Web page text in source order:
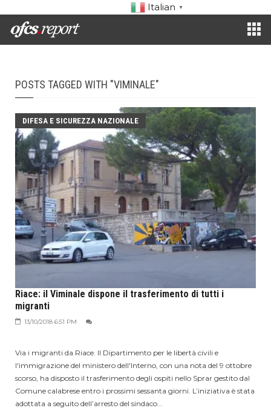
Italian ▼
POSTS TAGGED WITH "VIMINALE"
DIFESA E SICUREZZA NAZIONALE
Riace: il Viminale dispone il trasferimento di tutti i
migranti
13/10/2018 6:51 PM
Via i migranti da Riace. Il Dipartimento per le libertà civili e
l'immigrazione del ministero dell'Interno, con una nota del 9 ottobre
scorso, ha disposto il trasferimento degli ospiti nello Sprar gestito dal
Comune calabrese entro i prossimi sessanta giorni. L’iniziativa è stata
adottata a seguito dell’arresto del sindaco...